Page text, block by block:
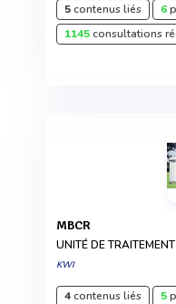
5contenus liés 6
1145consultations
MBCR
UNITÉ DE
KWI
4contenus liés 5